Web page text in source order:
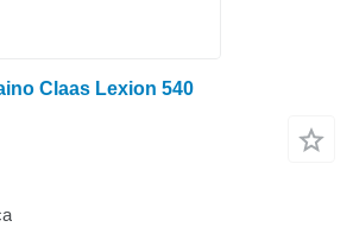
Claas Lexion 540